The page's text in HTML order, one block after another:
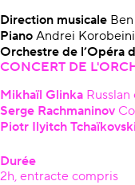
Direction musicale
Piano Andrei
Orchestre de l’Opéra
CONCERT DE
Mikhaïl Glinka
Serge Rachmaninov
Piotr Ilyitch Tchaïkovski
Durée
2h, entracte compris